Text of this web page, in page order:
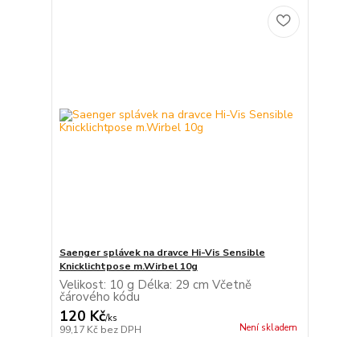
Saenger splávek na dravce Hi-Vis Sensible
Knicklichtpose m.Wirbel 10g
Velikost: 10 g Délka: 29 cm Včetně
čárového kódu
120 Kč/ks
99,17 Kč bez DPH Není skladem